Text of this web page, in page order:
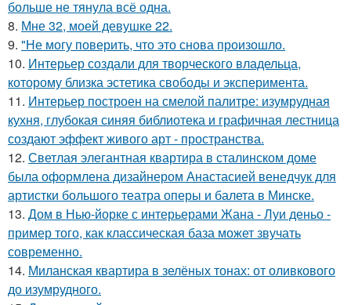
больше не тянула всё одна.
8. Мне 32, моей девушке 22.
9. "Не могу поверить, что это снова произошло.
10. Интерьер создали для творческого владельца,
которому близка эстетика свободы и эксперимента.
11. Интерьер построен на смелой палитре: изумрудная
кухня, глубокая синяя библиотека и графичная лестница
создают эффект живого арт - пространства.
12. Светлая элегантная квартира в сталинском доме
была оформлена дизайнером Анастасией венедчук для
артистки большого театра оперы и балета в Минске.
13. Дом в Нью-йорке с интерьерами Жана - Луи деньо -
пример того, как классическая база может звучать
современно.
14. Миланская квартира в зелёных тонах: от оливкового
до изумрудного.